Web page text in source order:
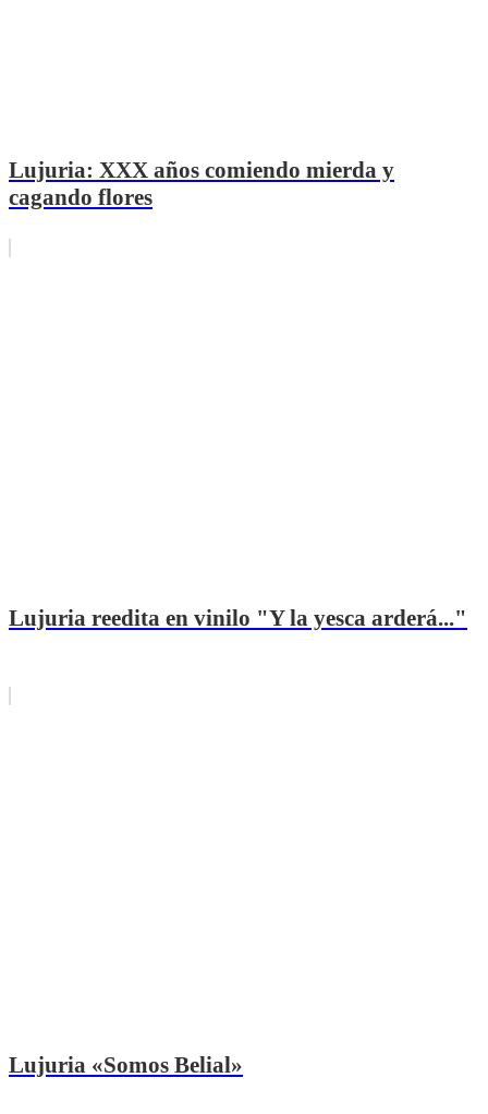
Lujuria: XXX años comiendo mierda y
cagando flores
Lujuria reedita en vinilo "Y la yesca arderá..."
Lujuria «Somos Belial»